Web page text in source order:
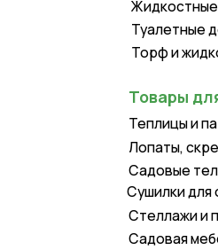
Товары для дома
Садовые тележки и тачки
Лопаты, скреперы, движки
Стеллажи и полки
Автоклав для консервирования
Сушилки для овощей и фруктов